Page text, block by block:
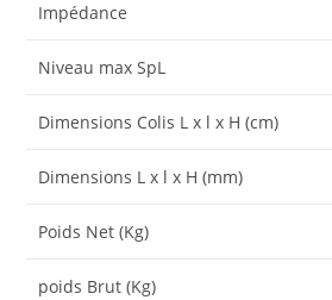
Impédance
Niveau max SpL
Dimensions Colis L x l x H (cm)
Dimensions L x l x H (mm)
Poids Net (Kg)
poids Brut (Kg)